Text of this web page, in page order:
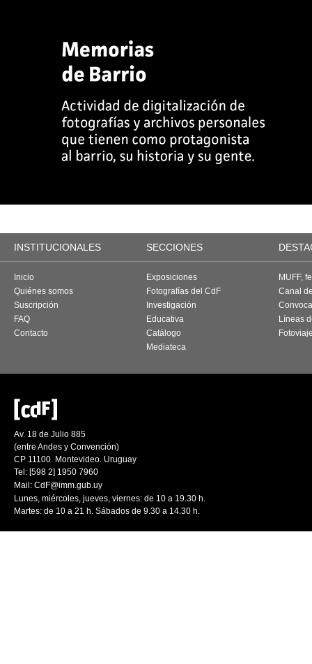
INSTITUCIONALES SECCIONES
Inicio
Quiénes somos
Suscripción
FAQ
Contacto
Exposiciones
Fotografías del CdF
Investigación
Educativa
Catálogo
Mediateca
MUFF,
Canal
Líneas
Av. 18 de Julio 885
(entre Andes y Convención)
CP 11100. Montevideo. Uruguay
Tel: [598 2] 1950 7960
Mail: CdF@imm.gub.uy
Lunes, miércoles, jueves, viernes: de 10 a 19.30 h.
Martes: de 10 a 21 h. Sábados de 9.30 a 14.30 h.